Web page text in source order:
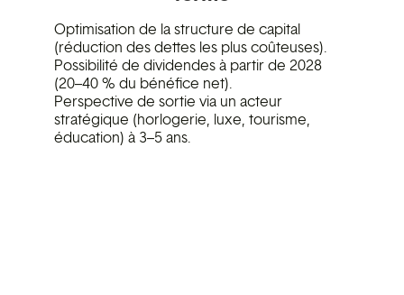
Optimisation de la structure de capital
(réduction des dettes les plus coûteuses).
Possibilité de dividendes à partir de 2028
(20–40 % du bénéfice net).
Perspective de sortie via un acteur
stratégique (horlogerie, luxe, tourisme,
éducation) à 3–5 ans.